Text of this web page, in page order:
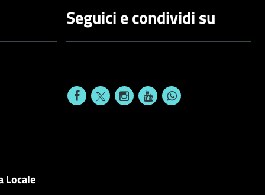
Locale
Seguici e condividi su